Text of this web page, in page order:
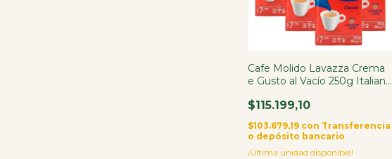
Cafe Molido Lavazza Crema
e Gusto al Vacío 250g Italiano
$115.199,10
$103.679,19 con Transferencia
o depósito bancario
¡Última unidad disponible!